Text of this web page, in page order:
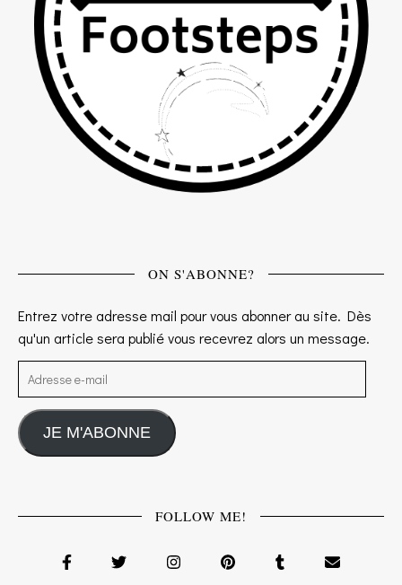
ON S'ABONNE?
Entrez votre adresse mail pour vous abonner au site. Dès
qu'un article sera publié vous recevrez alors un message.
Adresse e-mail
JE M'ABONNE
FOLLOW ME!